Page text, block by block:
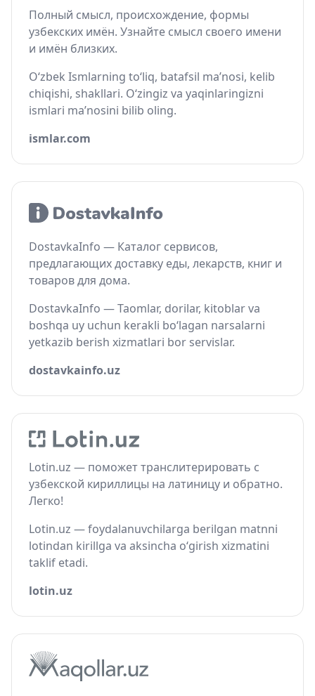
Полный смысл, происхождение, формы
узбекских имён. Узнайте смысл своего имени
и имён близких.
O‘zbek Ismlarning to‘liq, batafsil ma’nosi, kelib
chiqishi, shakllari. O‘zingiz va yaqinlaringizni
ismlari ma’nosini bilib oling.
ismlar.com
DostavkaInfo — Каталог сервисов,
предлагающих доставку еды, лекарств, книг и
товаров для дома.
DostavkaInfo — Taomlar, dorilar, kitoblar va
boshqa uy uchun kerakli bo‘lagan narsalarni
yetkazib berish xizmatlari bor servislar.
dostavkainfo.uz
Lotin.uz — поможет транслитерировать с
узбекской кириллицы на латиницу и обратно.
Легко!
Lotin.uz — foydalanuvchilarga berilgan matnni
lotindan kirillga va aksincha o‘girish xizmatini
taklif etadi.
lotin.uz